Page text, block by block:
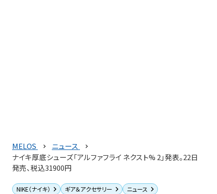
MELOS
ニュース
ナイキ厚底シューズ「アルファフライ ネクスト% 2」発表。22日
発売、税込31900円
NIKE（ナイキ） ギア＆アクセサリー
ニュース